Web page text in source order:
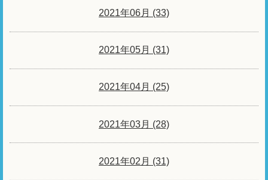
2021年06月 (33)
2021年05月 (31)
2021年04月 (25)
2021年03月 (28)
2021年02月 (31)